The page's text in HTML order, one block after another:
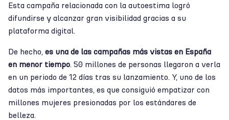
Esta campaña relacionada con la autoestima logró
difundirse y alcanzar gran visibilidad gracias a su
plataforma digital.
De hecho, es una de las campañas más vistas en España
en menor tiempo. 50 millones de personas llegaron a verla
en un periodo de 12 días tras su lanzamiento. Y, uno de los
datos más importantes, es que consiguió empatizar con
millones mujeres presionadas por los estándares de
belleza.